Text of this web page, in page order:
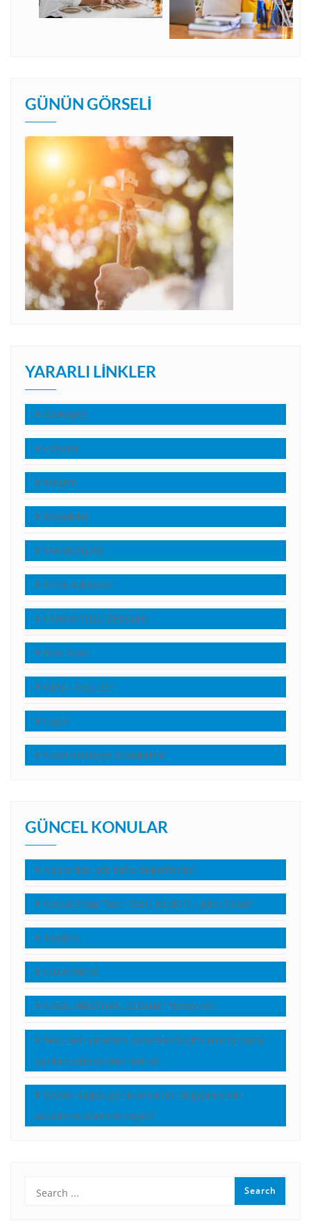
GÜNÜN GÖRSELI
YARARLI LINKLER
Anasayfa
FORUM
MEDYA
Makaleler
TANIKLIKLAR
Kilise Adresleri
GÖRÜNTÜLÜ DERSLER
Bize Yazın
Giriş – Register
Login
Nasıl Hristiyan Olabilirim?
GÜNCEL KONULAR
Kuşlardan çok daha değerlisiniz!
Kutsal Kitap Tanrı Sözü müdür? – John Calvin
Tanıklık
LUKA İNCİLİ
NASIL HRİSTİYAN OLDUM? *(Anonim)
Seni ben yarattım, sana ben biçim verdim.Sana
yardım edecek olan benim.
İsa’nın dağda görünümünün değişmesinin
anlamı ve önemini neydi?